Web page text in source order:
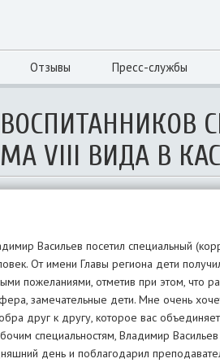
Отзывы Пресс-службы
VIII ВИДА В
Васильев посетил специальный
От имени Главы региона дети
пожеланиями, отметив при этом, что
замечательные дети. Мне очень
друг к другу, которое вас
специальностям, Владимир
день и поблагодарил